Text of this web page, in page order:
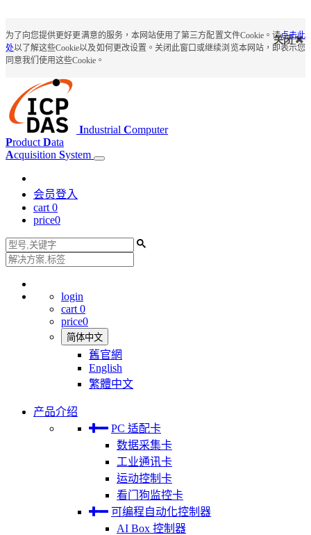
为了向您提供更好更满意的服务，本网站使用了第三方配置文件Cookie。请点击此
处以了解这些Cookie以及如何更改设置。关闭此窗口或继续浏览本网站，即表示您
同意我们使用这些Cookie。
关闭
Industrial Computer
Product Data
Acquisition System
会员登入
cart 0
price0
login
cart 0
price0
简体中文
舊官網
English
繁體中文
产品介绍
PC 适配卡
数据采集卡
工业通讯卡
运动控制卡
看门狗监控卡
可编程自动化控制器
AI Box 控制器